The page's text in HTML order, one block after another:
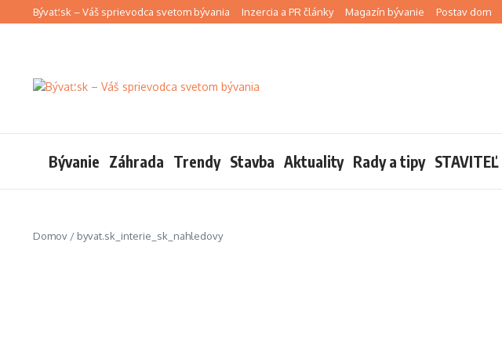
Preskočiť na obsah
Bývať.sk – Váš sprievodca svetom bývania Inzercia a PR články Magazín bývanie Postav dom
Bývanie Záhrada Trendy Stavba Aktuality Rady a tipy STAVITEĽ
Domov / byvat.sk_interie_sk_nahledovy